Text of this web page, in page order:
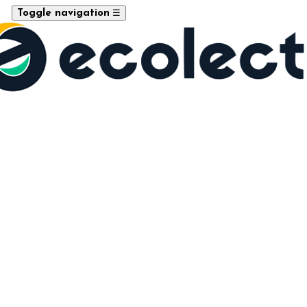
Toggle navigation ☰